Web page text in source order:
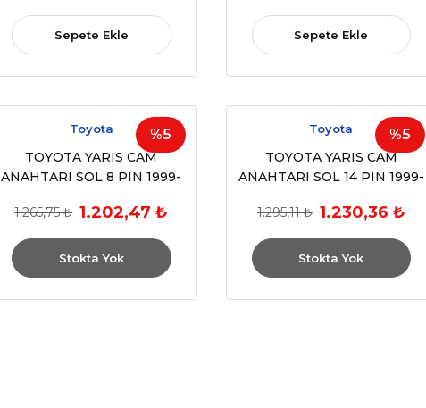
Sepete Ekle Sepete Ekle
%5
Toyota
TOYOTA YARIS CAM
ANAHTARI SOL 8 PIN 1999-
1.265,75 ₺ 1.202,47 ₺
Stokta Yok
%5
Toyota
TOYOTA YARIS CAM
ANAHTARI SOL 14 PIN 1999-
1.295,11 ₺ 1.230,36 ₺
Stokta Yok